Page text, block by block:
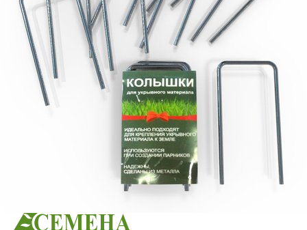
Семена
Грунты
Газонные травы, сидераты
Горшки, рассадники, аксессуары
Посадочный материал
Садовый инструмент, инвентарь
Средства защиты, удобрения, добавки, химия
Обустройство сада, декор